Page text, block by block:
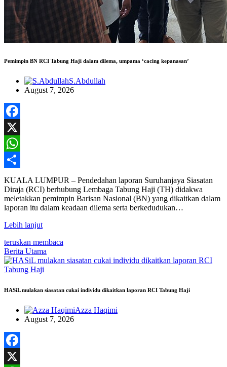
Pemimpin BN RCI Tabung Haji dalam dilema, umpama ‘cacing kepanasan’
S.Abdullah
August 7, 2026
Facebook
X
WhatsApp
Share
KUALA LUMPUR – Pendedahan laporan Suruhanjaya Siasatan
Diraja (RCI) berhubung Lembaga Tabung Haji (TH) didakwa
meletakkan pemimpin Barisan Nasional (BN) yang dikaitkan dalam
laporan itu dalam keadaan dilema serta berkedudukan…
Lebih lanjut
teruskan membaca
Berita Utama
HASiL mulakan siasatan cukai individu dikaitkan laporan RCI Tabung Haji
Azza Haqimi
August 7, 2026
Facebook